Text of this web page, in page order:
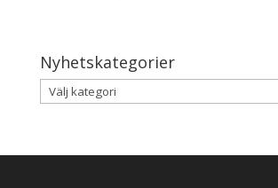
Nyhetskategorier
Nyhetskategorier